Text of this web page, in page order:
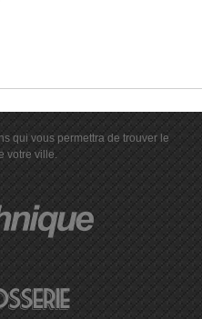
qui vous permettra de trouver le
votre ville.